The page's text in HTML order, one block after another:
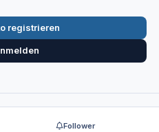
registrieren
Follower